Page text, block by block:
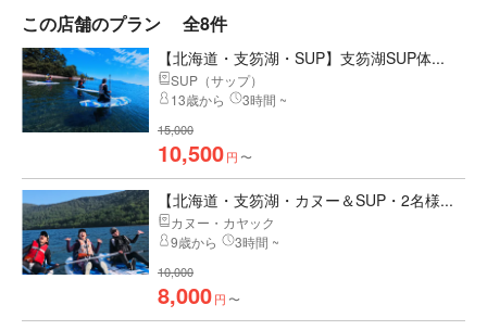
この店舗のプラン 全8件
【北海道・支笏湖・SUP】支笏湖SUP体...
SUP（サップ）
13歳から
3時間 ~
15,000
10,500円 〜
【北海道・支笏湖・カヌー＆SUP・2名様...
カヌー・カヤック
9歳から
3時間 ~
10,000
8,000円 〜